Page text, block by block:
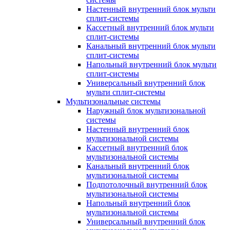
Настенный внутренний блок мульти
сплит-системы
Кассетный внутренний блок мульти
сплит-системы
Канальный внутренний блок мульти
сплит-системы
Напольный внутренний блок мульти
сплит-системы
Универсальный внутренний блок
мульти сплит-системы
Мультизональные системы
Наружный блок мультизональной
системы
Настенный внутренний блок
мультизональной системы
Кассетный внутренний блок
мультизональной системы
Канальный внутренний блок
мультизональной системы
Подпотолочный внутренний блок
мультизональной системы
Напольный внутренний блок
мультизональной системы
Универсальный внутренний блок